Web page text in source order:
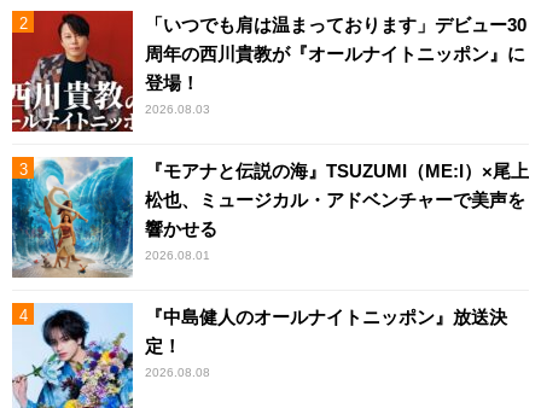
「いつでも肩は温まっております」デビュー30
周年の西川貴教が『オールナイトニッポン』に
登場！
2026.08.03
『モアナと伝説の海』TSUZUMI（ME:I）×尾上
松也、ミュージカル・アドベンチャーで美声を
響かせる
2026.08.01
『中島健人のオールナイトニッポン』放送決
定！
2026.08.08